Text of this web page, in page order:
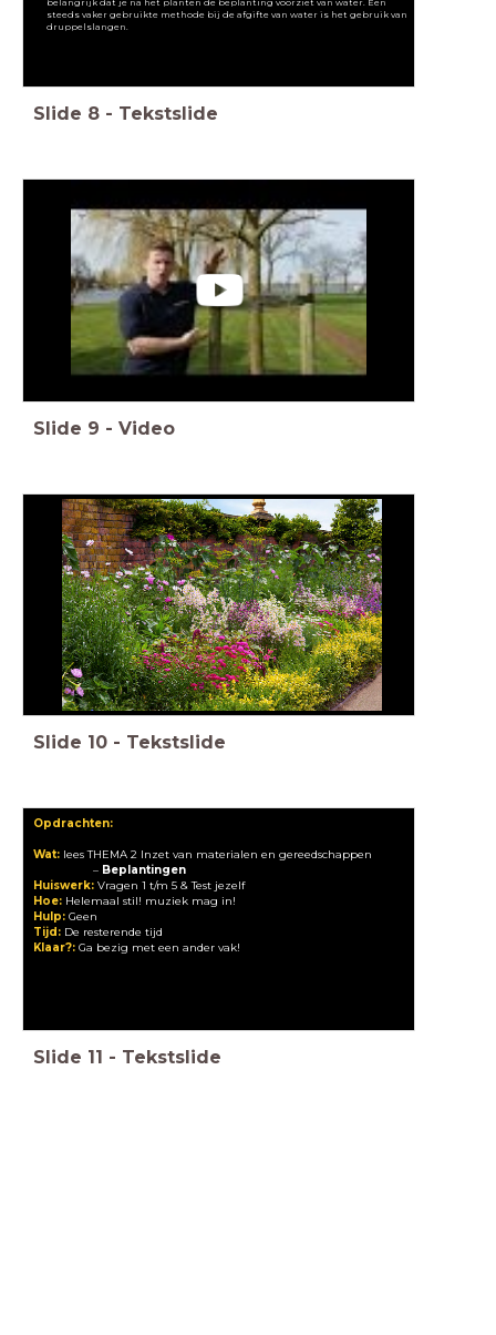
steeds vaker gebruikte methode bij de afgifte van water is het gebruik van
druppelslangen.
Slide 8 - Tekstslide
Slide 9 - Video
Slide 10 - Tekstslide
Opdrachten:
Wat: lees THEMA 2 Inzet van materialen en gereedschappen
– Beplantingen
Huiswerk: Vragen 1 t/m 5 & Test jezelf
Hoe: Helemaal stil! muziek mag in!
Hulp:Geen
Tijd: De resterende tijd
Klaar?:Ga bezig met een ander vak!
Slide 11 - Tekstslide